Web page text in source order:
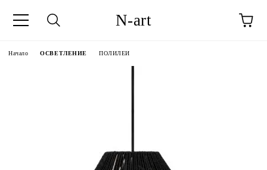
N-art
Начало ОСВЕТЛЕНИЕ ПОЛИЛЕИ